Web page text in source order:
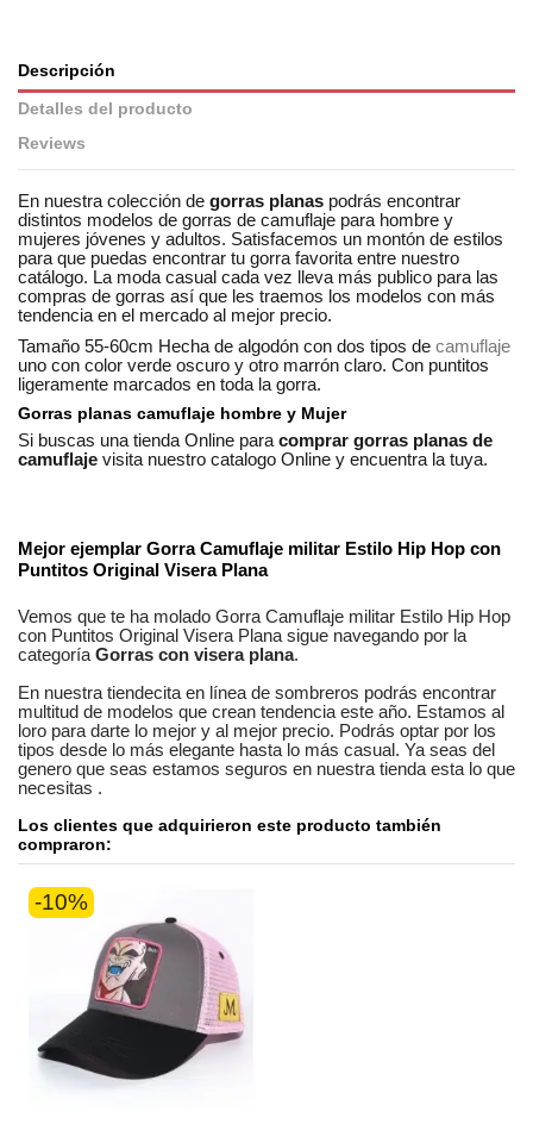
Descripción
Detalles del producto
Reviews
En nuestra colección de gorras planas podrás encontrar
distintos modelos de gorras de camuflaje para hombre y
mujeres jóvenes y adultos. Satisfacemos un montón de estilos
para que puedas encontrar tu gorra favorita entre nuestro
catálogo. La moda casual cada vez lleva más publico para las
compras de gorras así que les traemos los modelos con más
tendencia en el mercado al mejor precio.
Tamaño 55-60cm Hecha de algodón con dos tipos de camuflaje
uno con color verde oscuro y otro marrón claro. Con puntitos
ligeramente marcados en toda la gorra.
Gorras planas camuflaje hombre y Mujer
Si buscas una tienda Online para comprar gorras planas de
camuflaje visita nuestro catalogo Online y encuentra la tuya.
Estilos Militar
Genero Unisex
Mejor ejemplar Gorra Camuflaje militar Estilo Hip Hop con
Puntitos Original Visera Plana
Vemos que te ha molado Gorra Camuflaje militar Estilo Hip Hop
con Puntitos Original Visera Plana sigue navegando por la
categoría Gorras con visera plana.
En nuestra tiendecita en línea de sombreros podrás encontrar
multitud de modelos que crean tendencia este año. Estamos al
loro para darte lo mejor y al mejor precio. Podrás optar por los
tipos desde lo más elegante hasta lo más casual. Ya seas del
genero que seas estamos seguros en nuestra tienda esta lo que
necesitas .
Los clientes que adquirieron este producto también
compraron:
-10%